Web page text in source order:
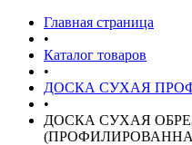
Главная страница
•
Каталог товаров
•
ДОСКА СУХАЯ
•
ДОСКА СУХАЯ